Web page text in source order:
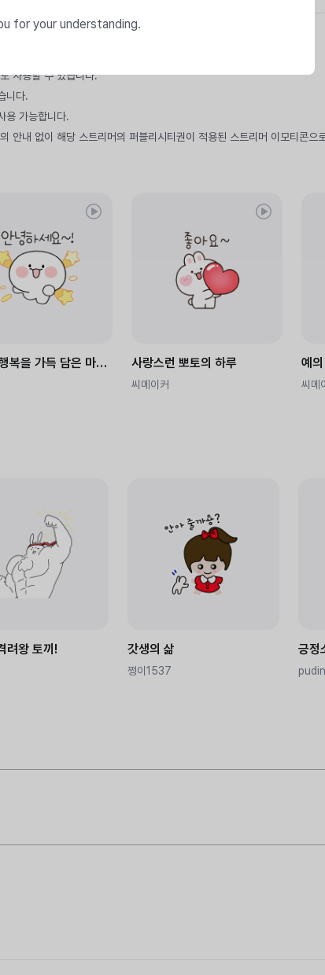
사용할 수 있습니다.
니다.
용 가능합니다.
안내 없이 해당 스트리머의 퍼블리시티권이 적용된 스트리머 이모티콘으
감사와 행복을 가득 담은 마시멜로 3 사랑스런 뽀토의 하루
씨메이커
예
씨메
려왕 토끼! 갓생의 삶
쩡이1537
긍정
for your understanding.